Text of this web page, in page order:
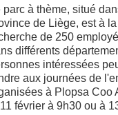
parc à thème, situé
de Liège, est à la
de 250
différents
intéressées
aux journées de
à Plopsa Coo
février à 9h30 ou à